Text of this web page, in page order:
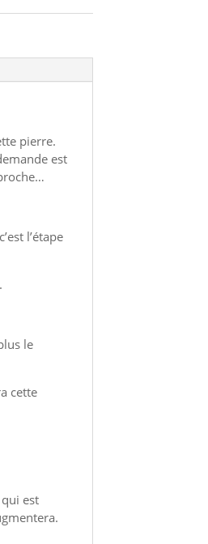
pierre.
est
l’étape
le
cette
est